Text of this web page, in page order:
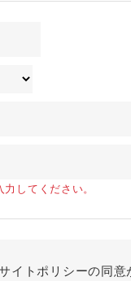
してください。
イトポリシーの同